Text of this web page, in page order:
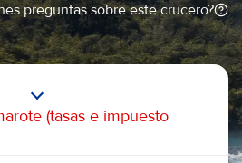
preguntas sobre este crucero?
(tasas e impuesto